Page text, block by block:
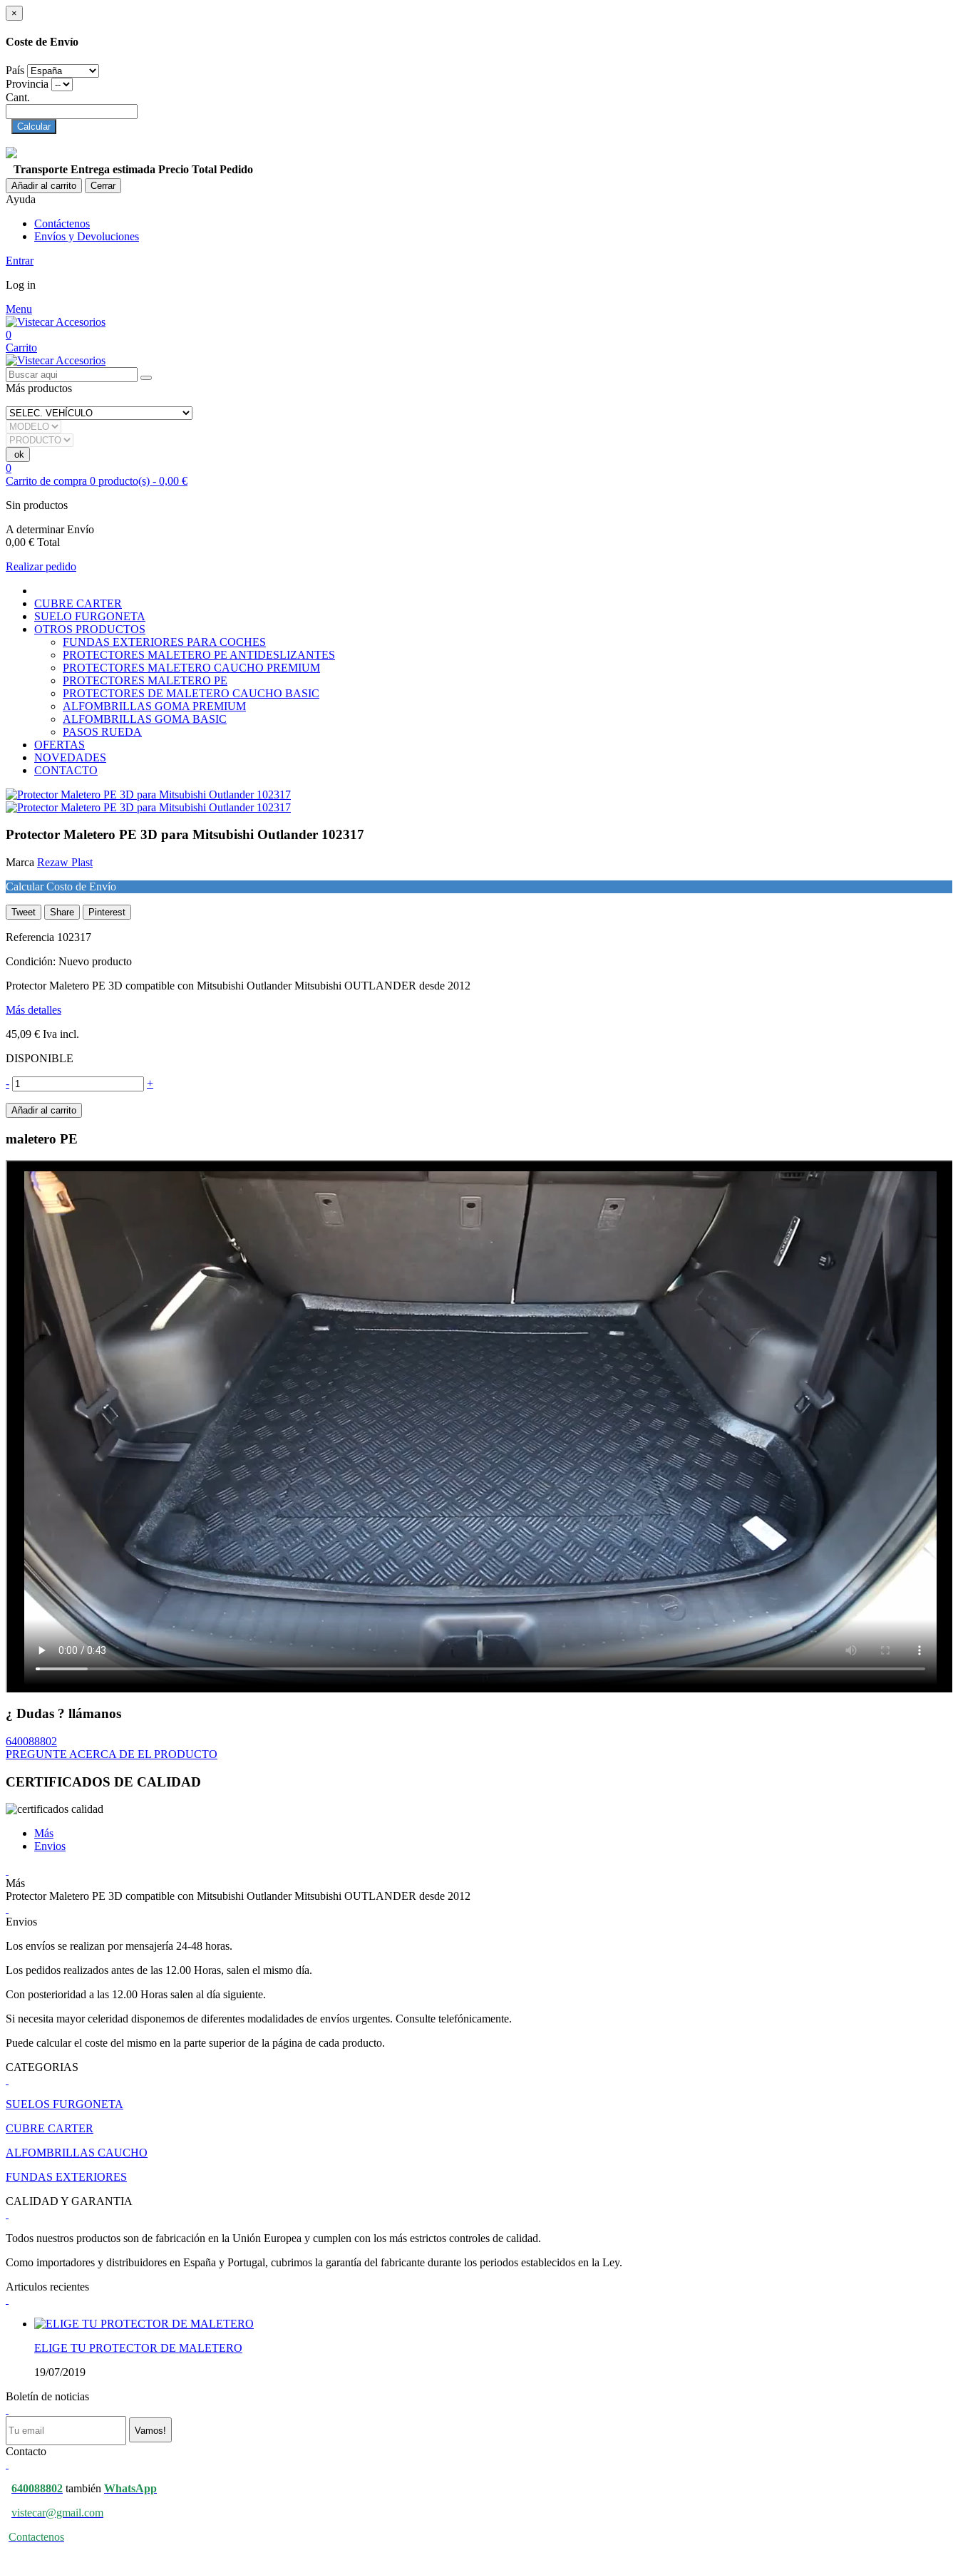
×
Coste de Envío
País
Provincia
Cant.
Calcular
Transporte Entrega estimada Precio Total Pedido
Añadir al carrito Cerrar
Ayuda
Contáctenos
Envíos y Devoluciones
Entrar
Log in
Menu
0
Carrito
Más productos
0
Carrito de compra 0 producto(s) - 0,00 €
Sin productos
A determinarEnvío
0,00 € Total
Realizar pedido
CUBRE CARTER
SUELO FURGONETA
OTROS PRODUCTOS
FUNDAS EXTERIORES PARA COCHES
PROTECTORES MALETERO PE ANTIDESLIZANTES
PROTECTORES MALETERO CAUCHO PREMIUM
PROTECTORES MALETERO PE
PROTECTORES DE MALETERO CAUCHO BASIC
ALFOMBRILLAS GOMA PREMIUM
ALFOMBRILLAS GOMA BASIC
PASOS RUEDA
OFERTAS
NOVEDADES
CONTACTO
Protector Maletero PE 3D para Mitsubishi Outlander 102317
Marca Rezaw Plast
Calcular Costo de Envío
Tweet Share Pinterest
Referencia 102317
Condición: Nuevo producto
Protector Maletero PE 3D compatible con Mitsubishi Outlander Mitsubishi OUTLANDER desde 2012
Más detalles
45,09 € Iva incl.
DISPONIBLE
- +
Añadir al carrito
maletero PE
¿ Dudas ? llámanos
640088802
PREGUNTE ACERCA DE EL PRODUCTO
CERTIFICADOS DE CALIDAD
Más
Envios
Más
Protector Maletero PE 3D compatible con Mitsubishi Outlander Mitsubishi OUTLANDER desde 2012
Envios
Los envíos se realizan por mensajería 24-48 horas.
Los pedidos realizados antes de las 12.00 Horas, salen el mismo día.
Con posterioridad a las 12.00 Horas salen al día siguiente.
Si necesita mayor celeridad disponemos de diferentes modalidades de envíos urgentes. Consulte telefónicamente.
Puede calcular el coste del mismo en la parte superior de la página de cada producto.
CATEGORIAS
SUELOS FURGONETA
CUBRE CARTER
ALFOMBRILLAS CAUCHO
FUNDAS EXTERIORES
CALIDAD Y GARANTIA
Todos nuestros productos son de fabricación en la Unión Europea y cumplen con los más estrictos controles de calidad.
Como importadores y distribuidores en España y Portugal, cubrimos la garantía del fabricante durante los periodos establecidos en la Ley.
Articulos recientes
ELIGE TU PROTECTOR DE MALETERO
19/07/2019
Boletín de noticias
Vamos!
Contacto
640088802 también WhatsApp
vistecar@gmail.com
Contactenos